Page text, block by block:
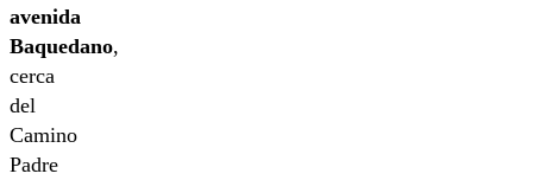
avenida
Baquedano,
cerca
del
Camino
Padre